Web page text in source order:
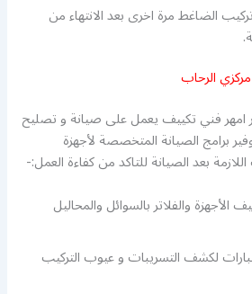
الضاغط مرة اخرى بعد الانتهاء من
الرحاب
امهر فني تكييف يعمل على صيانة و تصليح
برامج الصيانة المتخصصة لأجهزة
اللازمة بعد الصيانة للتاكد من كفاءة العمل:-
والفلاتر بالسوائل والمحاليل
لكشف التسريبات و عيوب التركيب